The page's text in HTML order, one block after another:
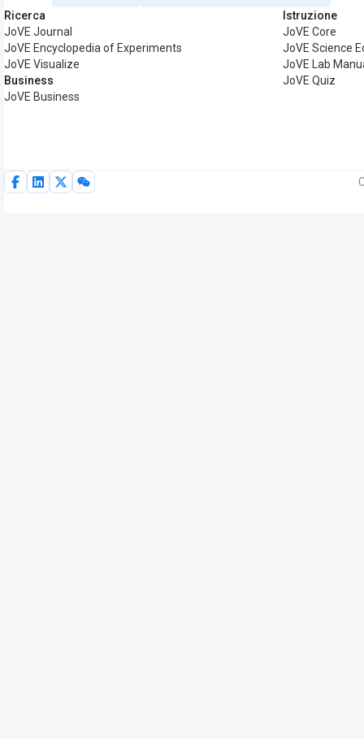
Ricerca
JoVE Journal
JoVE Encyclopedia of Experiments
JoVE Visualize
Business
JoVE Business
Istruzione
JoVE Core
JoVE Science
JoVE Lab
JoVE Quiz